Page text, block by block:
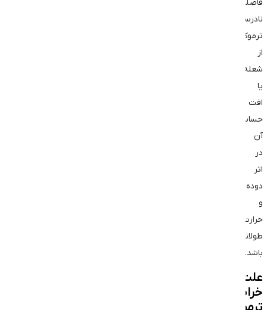
فاصله
نادرست
ترموکوپل
از
شعله
یا
افت
حساسیت
آن
در
اثر
دوده
و
حرارت
طولانی‌مدت
باشد.
علت
خرابی